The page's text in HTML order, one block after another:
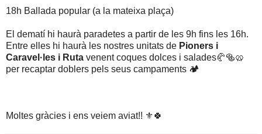
18h Ballada popular (a la mateixa plaça)
El dematí hi haurà paradetes a partir de les 9h fins les 16h.
Entre elles hi haurà les nostres unitats de Pioners i
Caravel·les i Ruta venent coques dolces i salades🥐🥯🥨
per recaptar doblers pels seus campaments 🏕️
Moltes gràcies i ens veiem aviat!! ⚜️🍀